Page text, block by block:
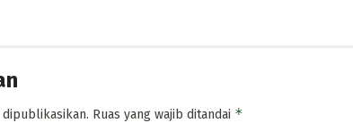
Ruas yang wajib ditandai *